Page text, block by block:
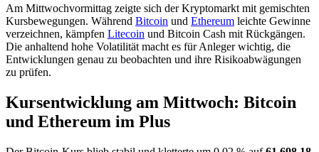
Am Mittwochvormittag zeigte sich der Kryptomarkt mit gemischten
Kursbewegungen. Während Bitcoin und Ethereum leichte Gewinne
verzeichnen, kämpfen Litecoin und Bitcoin Cash mit Rückgängen.
Die anhaltend hohe Volatilität macht es für Anleger wichtig, die
Entwicklungen genau zu beobachten und ihre Risikoabwägungen
zu prüfen.
Kursentwicklung am Mittwoch: Bitcoin
und Ethereum im Plus